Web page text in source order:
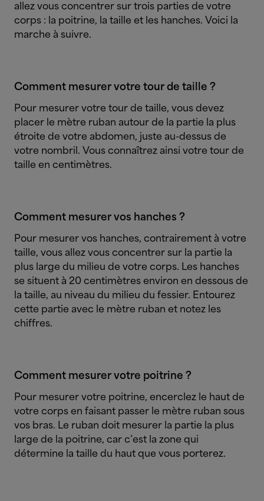
allez vous concentrer sur trois parties de votre
corps : la poitrine, la taille et les hanches. Voici la
marche à suivre.
Comment mesurer votre tour de taille ?
Pour mesurer votre tour de taille, vous devez
placer le mètre ruban autour de la partie la plus
étroite de votre abdomen, juste au-dessus de
votre nombril. Vous connaîtrez ainsi votre tour de
taille en centimètres.
Comment mesurer vos hanches ?
Pour mesurer vos hanches, contrairement à votre
taille, vous allez vous concentrer sur la partie la
plus large du milieu de votre corps. Les hanches
se situent à 20 centimètres environ en dessous de
la taille, au niveau du milieu du fessier. Entourez
cette partie avec le mètre ruban et notez les
chiffres.
Comment mesurer votre poitrine ?
Pour mesurer votre poitrine, encerclez le haut de
votre corps en faisant passer le mètre ruban sous
vos bras. Le ruban doit mesurer la partie la plus
large de la poitrine, car c’est la zone qui
détermine la taille du haut que vous porterez.